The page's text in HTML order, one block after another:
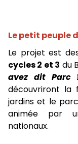
Le petit peuple
Le projet est
cycles 2 et 3 du
avez dit Parc
découvriront la
jardins et le
animée par
nationaux.